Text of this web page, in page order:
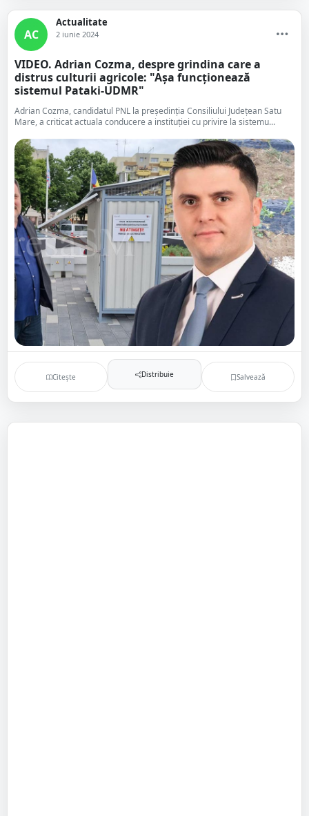
AC
Actualitate
2 iunie 2024
VIDEO. Adrian Cozma, despre grindina care a
distrus culturii agricole: "Așa funcționează
sistemul Pataki-UDMR"
Adrian Cozma, candidatul PNL la președinția Consiliului Județean Satu
Mare, a criticat actuala conducere a instituției cu privire la sistemu...
Citește Distribuie Salvează